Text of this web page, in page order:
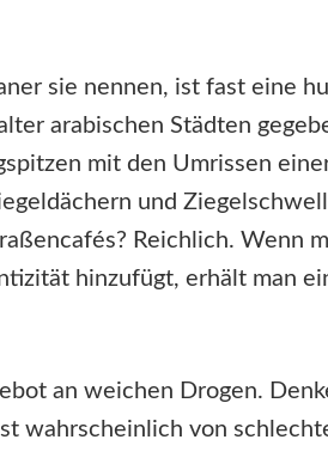
sie nennen, ist fast eine
arabischen Städten
mit den Umrissen
und
Reichlich. Wenn
hinzufügt, erhält man
an weichen Drogen.
wahrscheinlich von